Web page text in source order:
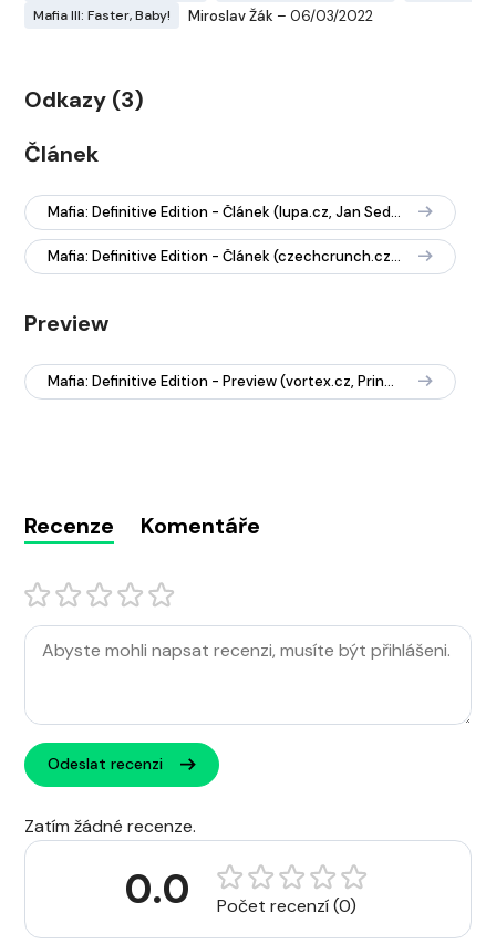
Mafia III: Faster, Baby!
Miroslav Žák – 06/03/2022
Odkazy (3)
Článek
Mafia: Definitive Edition - Článek (lupa.cz, Jan Sedlák, 2020)
Mafia: Definitive Edition - Článek (czechcrunch.cz, Václav Bedrich, 2020)
Preview
Mafia: Definitive Edition - Preview (vortex.cz, Princ a Bigas, 2020))
Recenze Komentáře
Odeslat recenzi
Zatím žádné recenze.
0.0 Počet recenzí (0)